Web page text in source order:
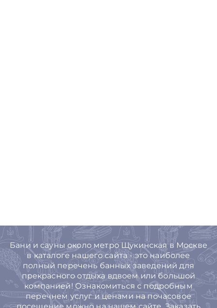
Бани и сауны около метро Щукинская в Москве
в каталоге нашего сайта - это наиболее
полный перечень банных заведений для
прекрасного отдыха вдвоем или большой
компанией! Ознакомиться с подробным
перечнем услуг и ценами на почасовое